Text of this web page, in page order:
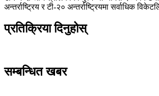
अन्तर्राष्ट्रिय र टी-२० अन्तर्राष्ट्रियमा सर्वाधिक
प्रतिक्रिया दिनुहोस्
सम्बन्धित खबर